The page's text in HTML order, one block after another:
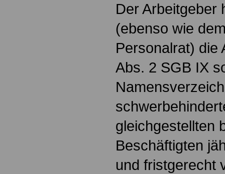
Der Arbeitgeber
(ebenso wie
Personalrat) die
Abs. 2 SGB IX
gleichgestellten
Beschäftigten
und fristgerecht